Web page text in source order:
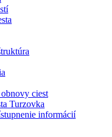
ciest
Turzovka
informácií